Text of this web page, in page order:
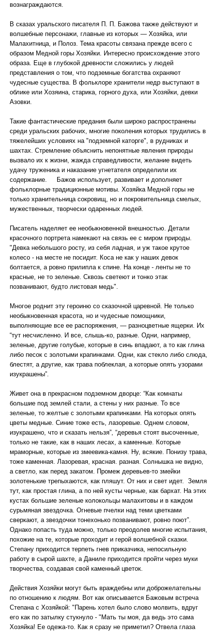
вознаграждаются.
В сказах уральского писателя П. П. Бажова также действуют и
волшебные персонажи, главные из которых — Хозяйка, или
Малахитница, и Полоз. Тема красоты связана прежде всего с
образом Медной горы Хозяйки. Интересно происхождение этого
образа. Еще в глубокой древности сложились у людей
представления о том, что подземные богатства охраняют
чудесные существа. В фольклоре хранители недр выступают в
облике или Хозяина, старика, горного духа, или Хозяйки, девки
Азовки.
Такие фантастические предания были широко распространены
среди уральских рабочих, многие поколения которых трудились в
тяжелейших условиях на "подземной каторге", в рудниках и
шахтах. Стремление объяснить непонятные явления природы
вызвало их к жизни, жажда справедливости, желание видеть
удачу труженика и наказание угнетателя определили их
содержание. Бажов использует, развивает и дополняет
фольклорные традиционные мотивы. Хозяйка Медной горы не
только хранительница сокровищ, но и покровительница смелых,
мужественных, творчески одаренных людей.
Писатель наделяет ее необыкновенной внешностью. Детали
красочного портрета намекают на связь ее с миром природы.
"Девка небольшого росту, из себя ладная, и уж такое крутое
колесо - на месте не посидит. Коса не как у наших девок
болтается, а ровно прилипла к спине. На конце - ленты не то
красные, не то зеленые. Сквозь светеют и тонко этак
позванивают, будто листовая медь".
Многое роднит эту героиню со сказочной царевной. Не только
необыкновенная красота, но и чудесные помощники,
выполняющие все ее распоряжения, — разноцветные ящерки. Их
“тут несчисленно. И все, слышь-ко, разные. Одни, например,
зеленые, другие голубые, которые в синь впадают, а то как глина
либо песок с золотыми крапинками. Одни, как стекло либо слюда,
блестят, а другие, как трава поблеклая, а которые опять узорами
изукрашены”.
Живет она в прекрасном подземном дворце: “Как комнаты
большие под землей стали, а стены у них разные. То все
зеленые, то желтые с золотыми крапинками. На которых опять
цветы медные. Синие тоже есть, лазоревые. Однем словом,
изукрашено, что и сказать нельзя”, “деревья стоят высоченные,
только не такие, как в наших лесах, а каменные. Которые
мраморные, которые из змеевика-камня. Ну, всякие. Понизу трава,
тоже каменная. Лазоревая, красная. разная. Солнышка не видно,
а светло, как перед закатом. Промеж деревьев-то змейки
золотенькие трепыхаются, как пляшут. От них и свет идет. Земля
тут, как простая глина, а по ней кусты черные, как бархат. На этих
кустах большие зеленые колокольцы малахитовы и в каждом
сурьмяная звездочка. Огневые пчелки над теми цветками
сверкают, а звездочки тонехонько позванивают, ровно поют”.
Однако попасть туда можно, только преодолев многие испытания,
похожие на те, которые проходит и герой волшебной сказки.
Степану приходится терпеть гнев приказчика, непосильную
работу в сырой шахте, а Даниле приходится пройти через муки
творчества, создавая свой каменный цветок.
Действия Хозяйки могут быть враждебны или доброжелательны
по отношению к людям. Вот как описывается Бажовым встреча
Степана с Хозяйкой: "Парень хотел было слово молвить, вдруг
его как по затылку стукнуло - "Мать ты моя, да ведь это сама
Хозяйка! Ее одежа-то. Как я сразу не приметил? Отвела глаза